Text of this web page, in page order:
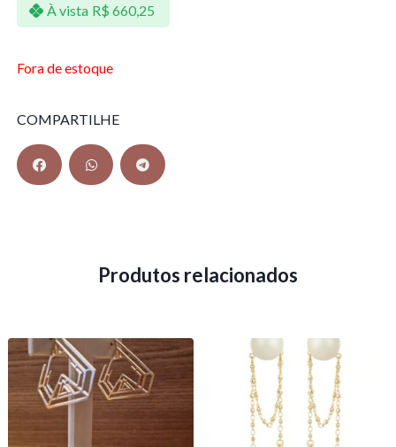
À vista R$ 660,25
Fora de estoque
COMPARTILHE
Produtos relacionados